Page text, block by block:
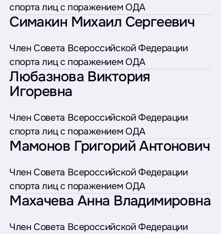
спорта лиц с поражением ОДА
Симакин Михаил Сергеевич
Член Совета Всероссийской Федерации
спорта лиц с поражением ОДА
Любазнова Виктория
Игоревна
Член Совета Всероссийской Федерации
спорта лиц с поражением ОДА
Мамонов Григорий Антонович
Член Совета Всероссийской Федерации
спорта лиц с поражением ОДА
Махачева Анна Владимировна
Член Совета Всероссийской Федерации